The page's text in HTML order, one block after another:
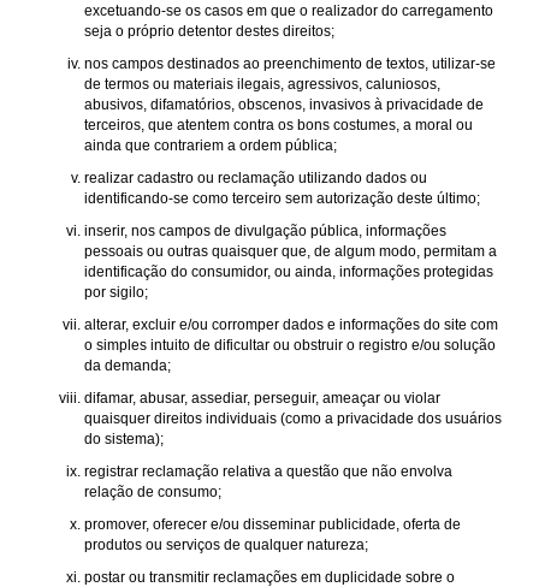
excetuando-se os casos em que o realizador do carregamento
seja o próprio detentor destes direitos;
nos campos destinados ao preenchimento de textos, utilizar-se
de termos ou materiais ilegais, agressivos, caluniosos,
abusivos, difamatórios, obscenos, invasivos à privacidade de
terceiros, que atentem contra os bons costumes, a moral ou
ainda que contrariem a ordem pública;
realizar cadastro ou reclamação utilizando dados ou
identificando-se como terceiro sem autorização deste último;
inserir, nos campos de divulgação pública, informações
pessoais ou outras quaisquer que, de algum modo, permitam a
identificação do consumidor, ou ainda, informações protegidas
por sigilo;
alterar, excluir e/ou corromper dados e informações do site com
o simples intuito de dificultar ou obstruir o registro e/ou solução
da demanda;
difamar, abusar, assediar, perseguir, ameaçar ou violar
quaisquer direitos individuais (como a privacidade dos usuários
do sistema);
registrar reclamação relativa a questão que não envolva
relação de consumo;
promover, oferecer e/ou disseminar publicidade, oferta de
produtos ou serviços de qualquer natureza;
postar ou transmitir reclamações em duplicidade sobre o